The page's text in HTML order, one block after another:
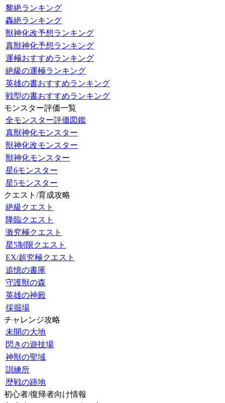
黎絶ランキング
轟絶ランキング
獣神化改予想ランキング
真獣神化予想ランキング
運極おすすめランキング
絶級の運極ランキング
英雄の書おすすめランキング
戦型の書おすすめランキング
モンスター評価一覧
全モンスター評価図鑑
真獣神化モンスター
獣神化改モンスター
獣神化モンスター
星6モンスター
星5モンスター
クエスト/育成攻略
絶級クエスト
降臨クエスト
激究極クエスト
星5制限クエスト
EX/超究極クエスト
追憶の書庫
守護獣の森
英雄の神殿
採掘場
チャレンジ攻略
未開の大地
閃きの遊技場
神獣の聖域
訓練所
歴戦の跡地
初心者/復帰者向け情報